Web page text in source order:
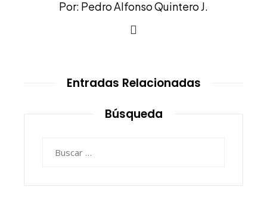
Por: Pedro Alfonso Quintero J.
Entradas Relacionadas
Búsqueda